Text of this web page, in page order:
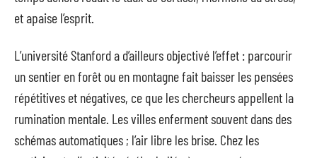
et apaise l’esprit.
L’université Stanford a d’ailleurs objectivé l’effet : parcourir
un sentier en forêt ou en montagne fait baisser les pensées
répétitives et négatives, ce que les chercheurs appellent la
rumination mentale. Les villes enferment souvent dans des
schémas automatiques ; l’air libre les brise. Chez les